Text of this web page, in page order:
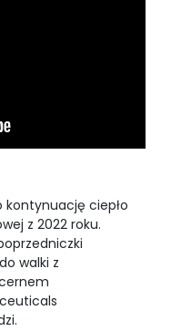
kontynuację ciepło
z 2022 roku.
walki z